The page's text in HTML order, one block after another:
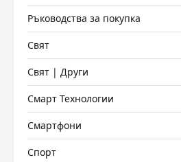
Ръководства за покупка
Свят
Свят | Други
Смарт Технологии
Смартфони
Спорт